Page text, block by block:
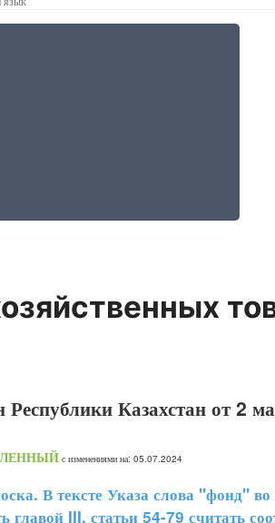
Республики Казахстан от 2
с изменениями на: 05.07.2024
В тексте Указа слова "фонд" во
главой III, статьи 54-79 считать